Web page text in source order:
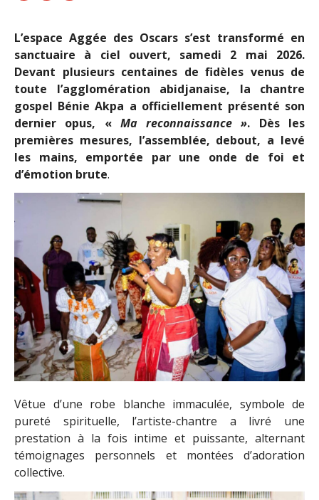
L’espace Aggée des Oscars s’est transformé en
sanctuaire à ciel ouvert, samedi 2 mai 2026.
Devant plusieurs centaines de fidèles venus de
toute l’agglomération abidjanaise, la chantre
gospel Bénie Akpa a officiellement présenté son
dernier opus, « Ma reconnaissance». Dès les
premières mesures, l’assemblée, debout, a levé
les mains, emportée par une onde de foi et
d’émotion brute.
Vêtue d’une robe blanche immaculée, symbole de
pureté spirituelle, l’artiste-chantre a livré une
prestation à la fois intime et puissante, alternant
témoignages personnels et montées d’adoration
collective.